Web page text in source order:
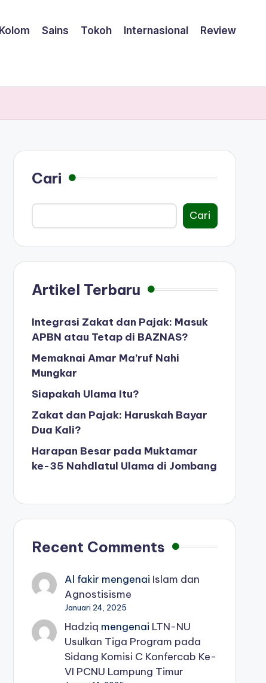
Kolom Sains Tokoh Internasional Review
Cari
Cari
Artikel Terbaru
Integrasi Zakat dan Pajak: Masuk
APBN atau Tetap di BAZNAS?
Memaknai Amar Ma’ruf Nahi
Mungkar
Siapakah Ulama Itu?
Zakat dan Pajak: Haruskah Bayar
Dua Kali?
Harapan Besar pada Muktamar
ke-35 Nahdlatul Ulama di Jombang
Recent Comments
Al fakir mengenai Islam dan
Agnostisisme
Januari 24, 2025
Hadziq mengenai LTN-NU
Usulkan Tiga Program pada
Sidang Komisi C Konfercab Ke-
VI PCNU Lampung Timur